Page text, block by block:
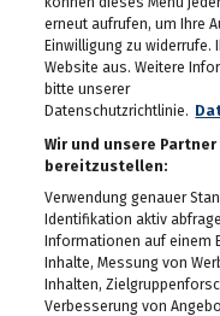
Maturaball.info
2026
17.04.2026
Aktionstag am
Hauptplatz: Graz
16.04.2026
Palm Springs in
Katze Katze
die Hofsaison
16.04.2026
erneut aufrufen, um Ihre
Einwilligung zu
Website aus. Weitere
bitte unserer
Datenschutzrichtlinie.
Wir und unsere
bereitzustellen:
Verwendung genauer
Identifikation aktiv
Informationen auf einem
Inhalte, Messung von
Inhalten,
Verbesserung von